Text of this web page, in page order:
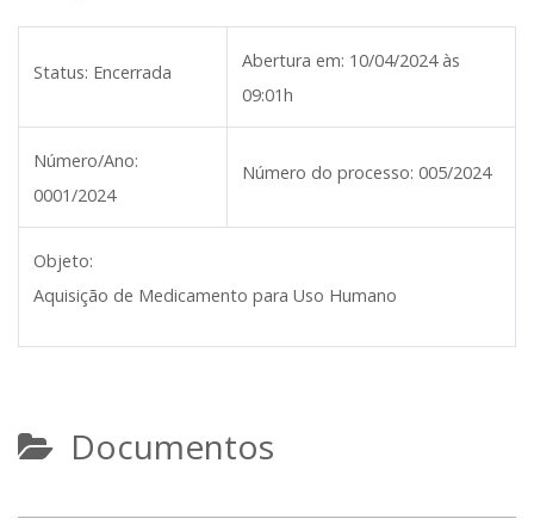
Status: Encerrada
Abertura em: 10/04/2024 às
09:01h
Número/Ano:
0001/2024
Número do processo: 005/2024
Objeto:
Aquisição de Medicamento para Uso Humano
Documentos